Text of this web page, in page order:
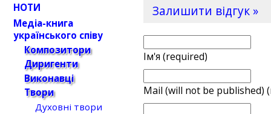
Залишити відгук »
Ім'я (required)
Mail (will not be published)
НОТИ
Медіа-книга
українського співу
Композитори
Диригенти
Виконавці
Твори
Духовні твори